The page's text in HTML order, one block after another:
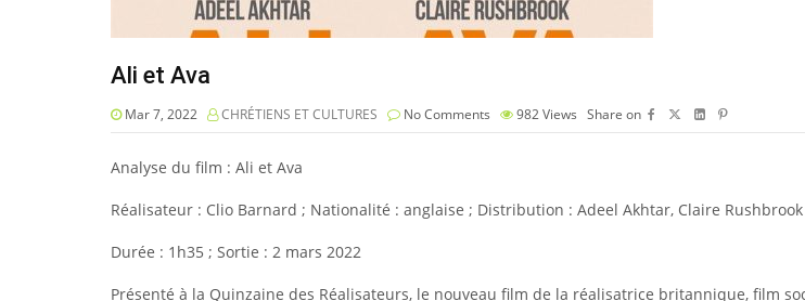
Ali et Ava
Mar 7, 2022 CHRÉTIENS ET CULTURES No Comments 982Views Share on
Analyse du film : Ali et Ava
Réalisateur : Clio Barnard ; Nationalité : anglaise ; Distribution : Adeel Akhtar, Claire Rushbrook
Durée : 1h35 ; Sortie : 2 mars 2022
Présenté à la Quinzaine des Réalisateurs, le nouveau film de la réalisatrice britannique, film